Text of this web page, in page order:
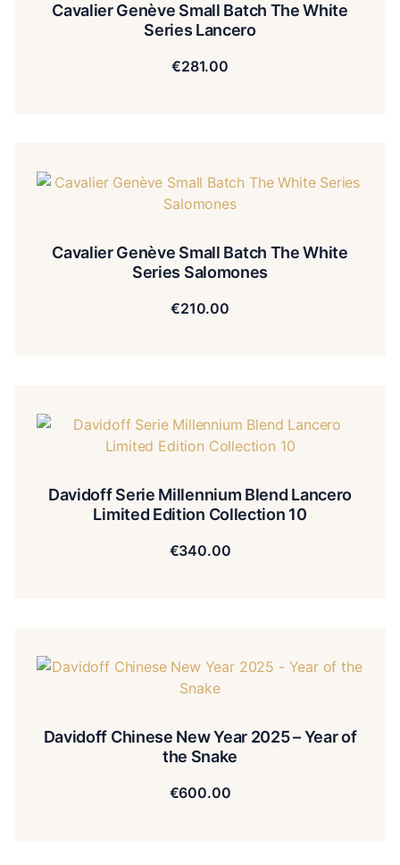
Cavalier Genève Small Batch The White
Series Lancero
€281.00
Cavalier Genève Small Batch The White
Series Salomones
€210.00
Davidoff Serie Millennium Blend Lancero
Limited Edition Collection 10
€340.00
Davidoff Chinese New Year 2025 – Year of
the Snake
€600.00